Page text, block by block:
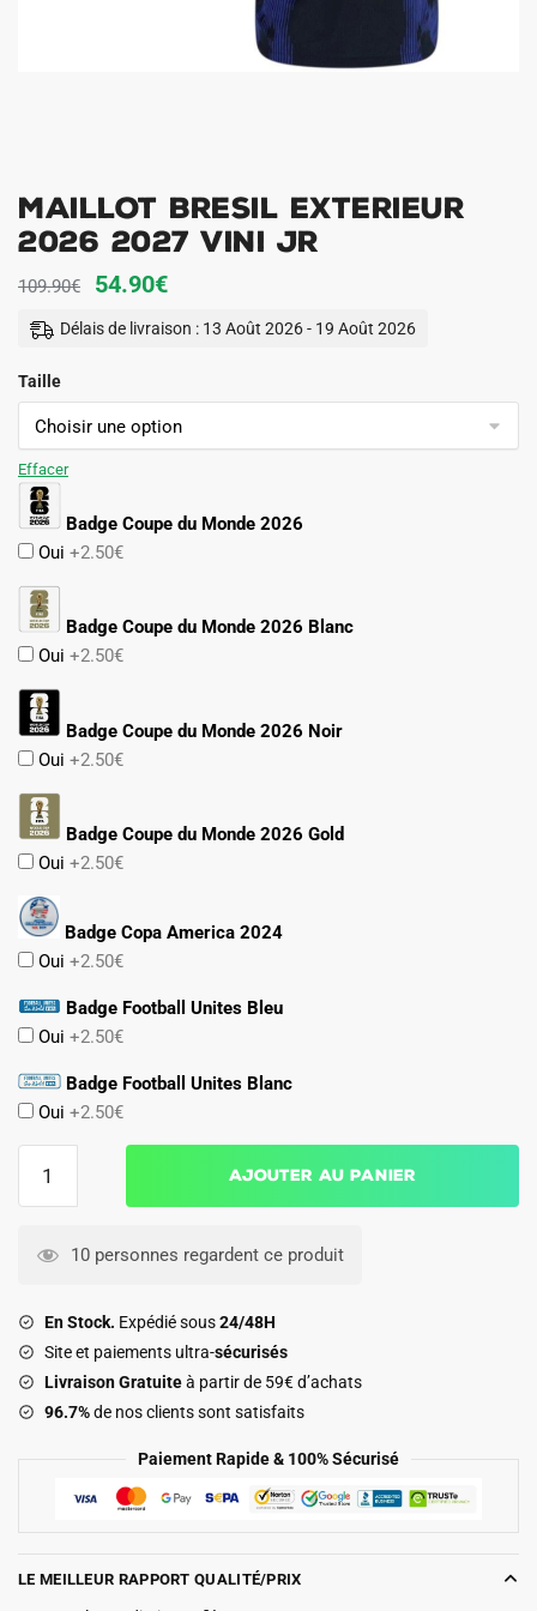
Maillot Bresil Exterieur
2026 2027 Vini JR
109.90€
Le
prix
109.90€.
54.90€Le
54.90€.
Délais de livraison : 13 Août 2026 - 19 Août 2026
Taille
Effacer
Badge Coupe du Monde 2026
Oui +2.50€
Badge Coupe du Monde 2026 Blanc
Oui +2.50€
Badge Coupe du Monde 2026 Noir
Oui +2.50€
Badge Coupe du Monde 2026 Gold
Oui +2.50€
Badge Copa America 2024
Oui +2.50€
Badge Football Unites Bleu
Oui +2.50€
Badge Football Unites Blanc
Oui +2.50€
Bresil
2027
Vini
JR
Ajouter au panier
10 personnes regardent ce produit
En Stock. Expédié sous24/48H
Site et paiements ultra-sécurisés
Livraison Gratuiteà partir de 59€ d’achats
96.7%de nos clients sont satisfaits
Paiement Rapide & 100% Sécurisé
LE MEILLEUR RAPPORT QUALITÉ/PRIX